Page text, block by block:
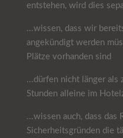
entstehen, wird dies
...wissen, dass wir
angekündigt werden
Plätze vorhanden sind
...dürfen nicht länger als
Stunden alleine im
...wissen auch, dass das
Sicherheitsgründen die